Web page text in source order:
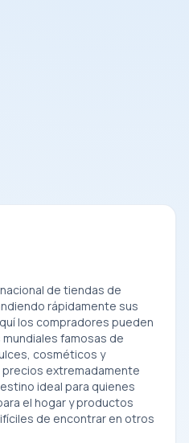
de tiendas de
rápidamente sus
los compradores pueden
famosas de
cosméticos y
extremadamente
ideal para quienes
el hogar y productos
de encontrar en otros